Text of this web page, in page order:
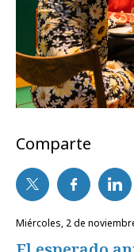
Comparte
miércoles, 2 de